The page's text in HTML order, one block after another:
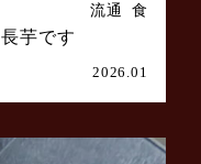
流通 食
芋です
2026.01